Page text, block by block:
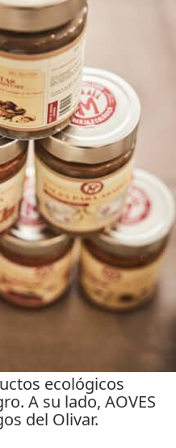
ecológicos
A su lado, AOVES
del Olivar.